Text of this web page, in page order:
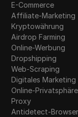
E-Commerce
Affiliate-Marketing
Kryptowährung
Airdrop Farming
Online-Werbung
Dropshipping
Web-Scraping
Digitales Marketing
Online-Privatsphäre
Proxy
Antidetect-Browser